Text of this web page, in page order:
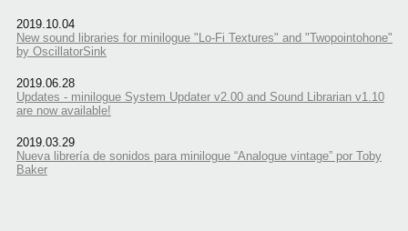
2019.10.04
New sound libraries for minilogue "Lo-Fi Textures" and "Twopointohone"
by OscillatorSink
2019.06.28
Updates - minilogue System Updater v2.00 and Sound Librarian v1.10
are now available!
2019.03.29
Nueva librería de sonidos para minilogue “Analogue vintage” por Toby
Baker